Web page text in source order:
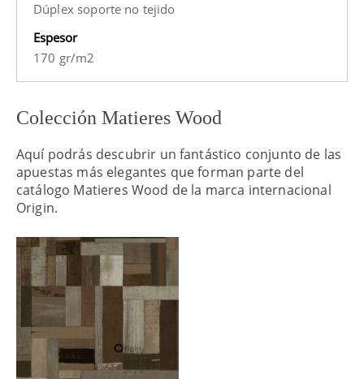
Dúplex soporte no tejido
Espesor
170 gr/m2
Colección Matieres Wood
Aquí podrás descubrir un fantástico conjunto de las
apuestas más elegantes que forman parte del
catálogo Matieres Wood de la marca internacional
Origin.